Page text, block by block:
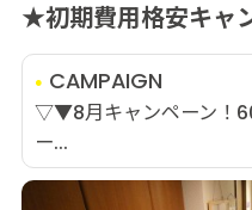
★初期費用格安キャ
CAMPAIGN
▽▼8月キャンペーン！
ー...